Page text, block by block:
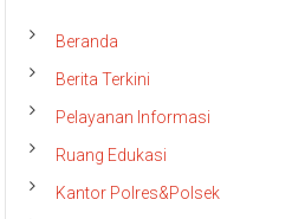
Beranda
Berita Terkini
Pelayanan Informasi
Ruang Edukasi
Kantor Polres&Polsek